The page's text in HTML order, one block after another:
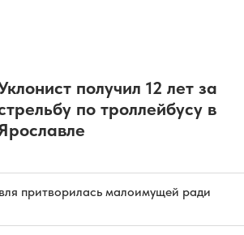
получил 12 лет за
по троллейбусу в
притворилась малоимущей ради